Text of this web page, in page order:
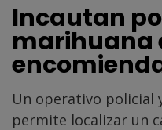
Incautan
marihuana
Un operativo policial
permite localizar un